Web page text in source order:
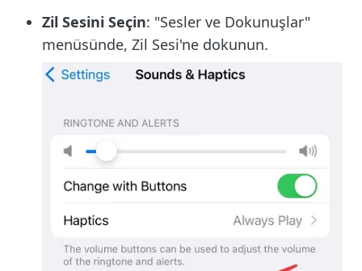
Zil Sesini Seçin: "Sesler ve Dokunuşlar"
menüsünde, Zil Sesi'ne dokunun.